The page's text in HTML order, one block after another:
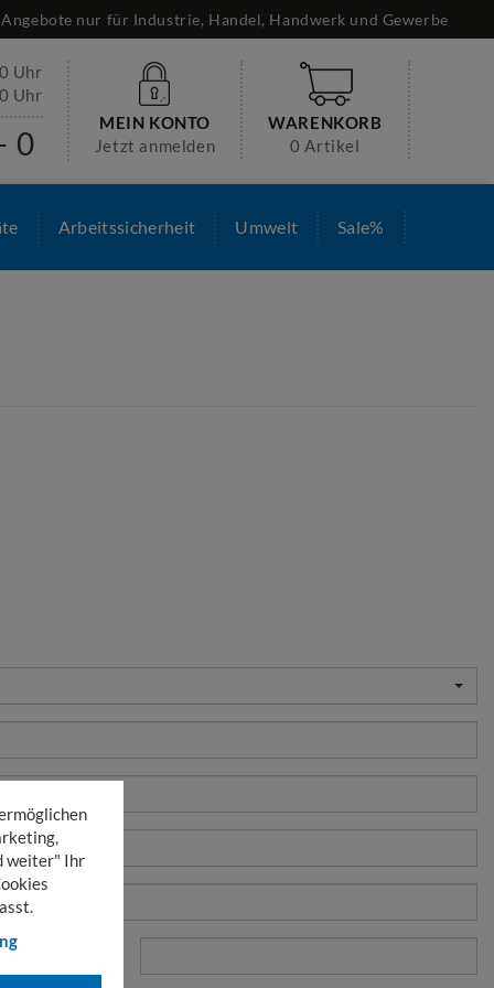
Angebote nur für Industrie, Handel, Handwerk und Gewerbe
Uhr
Uhr
0
MEIN KONTO
Jetzt anmelden
WARENKORB
0 Artikel
Arbeitssicherheit Umwelt Sale%
weiter" Ihr